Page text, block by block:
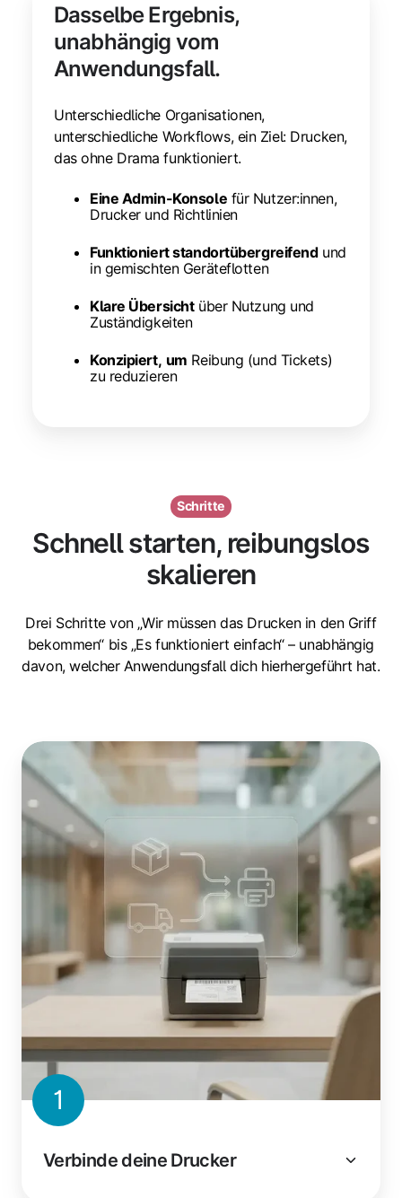
Dasselbe Ergebnis,
unabhängig vom
Anwendungsfall.
Unterschiedliche Organisationen,
unterschiedliche Workflows, ein Ziel: Drucken,
das ohne Drama funktioniert.
Eine Admin-Konsole für Nutzer:innen,
Drucker und Richtlinien
Funktioniert standortübergreifendund
in gemischten Geräteflotten
Klare Übersichtüber Nutzung und
Zuständigkeiten
Konzipiert, um Reibung (und Tickets)
zu reduzieren
Schritte
Schnell starten, reibungslos
skalieren
Drei Schritte von „Wir müssen das Drucken in den Griff
bekommen“ bis „Es funktioniert einfach“ – unabhängig
davon, welcher Anwendungsfall dich hierhergeführt hat.
1
Verbinde deine Drucker